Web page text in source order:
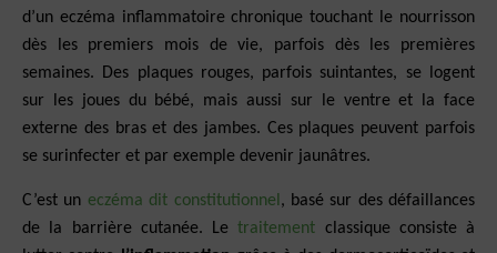
d’un eczéma inflammatoire chronique touchant le nourrisson
dès les premiers mois de vie, parfois dès les premières
semaines. Des plaques rouges, parfois suintantes, se logent
sur les joues du bébé, mais aussi sur le ventre et la face
externe des bras et des jambes. Ces plaques peuvent parfois
se surinfecter et par exemple devenir jaunâtres.
C’est un eczéma dit constitutionnel , basé sur des défaillances
de la barrière cutanée. Letraitement classique consiste à